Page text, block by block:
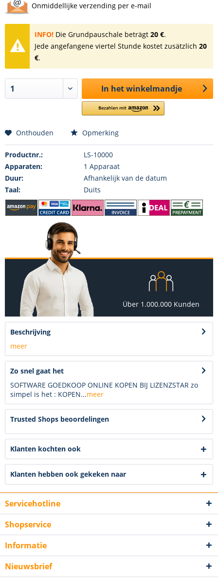
Onmiddellijke verzending per e-mail
INFO! Die Grundpauschale beträgt20 €.
Jede angefangene viertel Stunde kostet zusätzlich20
€.
In het winkelmandje
Onthouden Opmerking
Productnr.:
LS-10000
Apparaten:
1 Apparaat
Duur:
Afhankelijk van de datum
Taal:
Duits
Über 1.000.000 Kunden
Beschrijving
meer
Zo snel gaat het
SOFTWARE GOEDKOOP ONLINE KOPEN BIJ LIZENZSTAR zo
simpel is het : KOPEN...meer
Trusted Shops beoordelingen
Klanten kochten ook
Klanten hebben ook gekeken naar
Servicehotline
Shopservice
Informatie
Nieuwsbrief